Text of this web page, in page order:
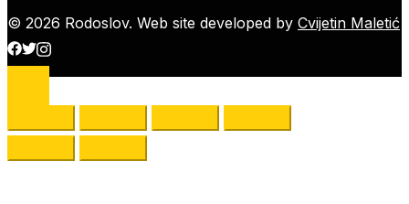
© 2026 Rodoslov. Web site developed by Cvijetin Maletić